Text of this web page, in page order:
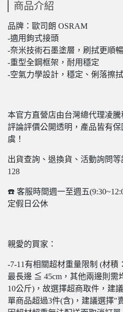
商品介紹
品牌：歐司朗 OSRAM
-適用鉤式接頭
-奈米技術石墨塗層，刷拭更順暢
-重型全鋼框架，耐用穩定
-空氣力學設計，穩定、俐落擦拭
本官方直營店由台灣總代理凌
評論評價公開透明，產品皆有
虞！
出貨查詢、退換貨、活動詢問
128
☎️ 客服時間週一至週五
定假日公休
親愛的買家：
-7-11有相關超材重量限制 (材積
最長邊 ≦ 45cm，其他兩邊則需
10公斤)，故選擇超商取件，建
單商品超過3件(含)，建議選擇"